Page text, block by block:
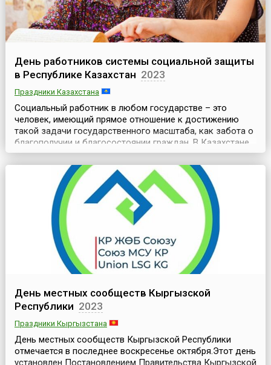
День работников системы социальной защиты
в Республике Казахстан 2023
Праздники Казахстана
Социальный работник в любом государстве – это
человек, имеющий прямое отношение к достижению
такой задачи государственного масштаба, как забота о
благополучии и благосостоянии граждан. В Казахстане
каждый год социальные работники отмечают свой
профессиональный праздник в последнее воскресенье
октября.Социальная служба осуществляет важнейшую
из государственных задач, на плечи её сотрудников
День местных сообществ Кыргызской
Республики 2023
Праздники Кыргызстана
День местных сообществ Кыргызской Республики
отмечается в последнее воскресенье октября.Этот день
установлен Постановлением Правительства Кыргызской